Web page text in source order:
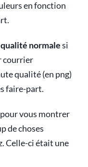
en fonction
normalesi
courrier
qualité (en png)
faire-part.
vous montrer
de choses
Celle-ci était une